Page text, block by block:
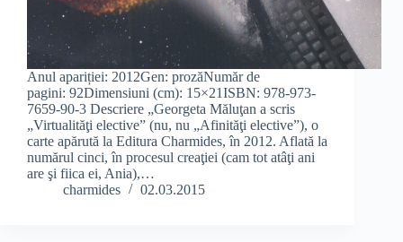
Anul apariției: 2012Gen: prozăNumăr de
pagini: 92Dimensiuni (cm): 15×21ISBN: 978-973-
7659-90-3 Descriere „Georgeta Măluţan a scris
„Virtualităţi elective” (nu, nu „Afinităţi elective”), o
carte apărută la Editura Charmides, în 2012. Aflată la
numărul cinci, în procesul creaţiei (cam tot atâţi ani
are şi fiica ei, Ania),…
charmides
02.03.2015